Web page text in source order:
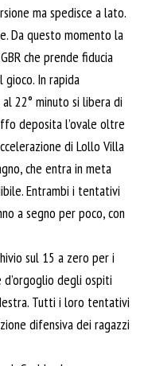
ma spedisce a lato.
Da questo momento la
che prende fiducia
In rapida
al 22° minuto si libera di
deposita l’ovale oltre
di Lollo Villa
che entra in meta
Entrambi i tentativi
a segno per poco, con
sul 15 a zero per i
d’orgoglio degli ospiti
Tutti i loro tentativi
difensiva dei ragazzi